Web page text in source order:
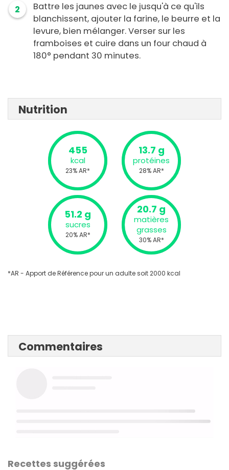
2
Battre les jaunes avec le jusqu'à ce qu'ils
blanchissent, ajouter la farine, le beurre et la
levure, bien mélanger. Verser sur les
framboises et cuire dans un four chaud à
180° pendant 30 minutes.
Nutrition
455
kcal
23% AR*
13.7 g
protéines
28% AR*
51.2 g
sucres
20% AR*
20.7 g
matières
grasses
30% AR*
*AR - Apport de Référence pour un adulte soit 2000 kcal
Commentaires
Recettes suggérées